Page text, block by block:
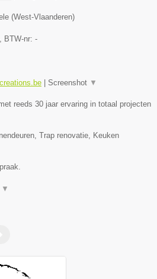
(West-Vlaanderen)
, BTW-nr: -
Screenshot ▼
reeds 30 jaar ervaring in totaal projecten
Trap renovatie, Keuken
▼